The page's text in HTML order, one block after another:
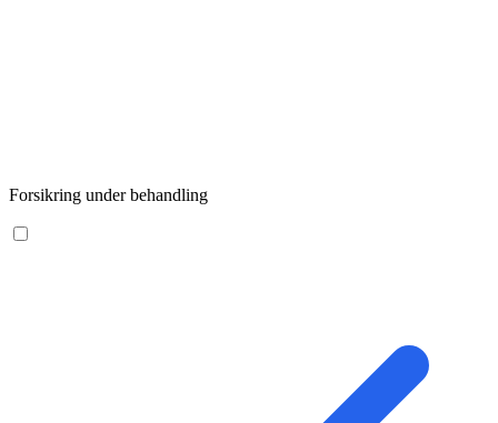
Forsikring under behandling